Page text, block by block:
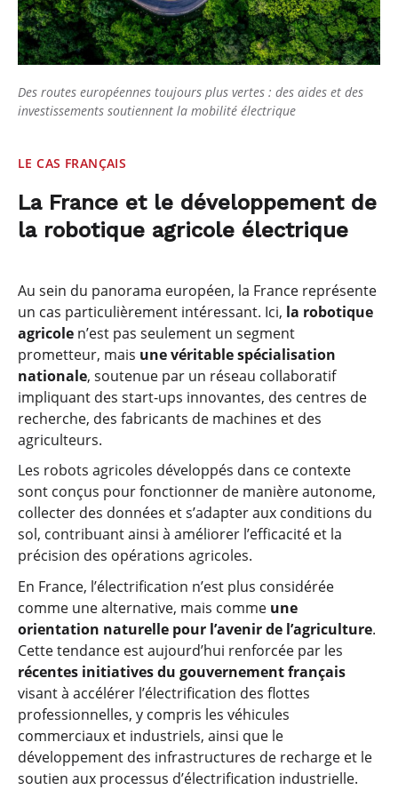
Des routes européennes toujours plus vertes : des aides et des
investissements soutiennent la mobilité électrique
LE CAS FRANÇAIS
La France et le développement de
la robotique agricole électrique
Au sein du panorama européen, la France représente
un cas particulièrement intéressant. Ici, la robotique
agricole n’est pas seulement un segment
prometteur, mais une véritable spécialisation
nationale, soutenue par un réseau collaboratif
impliquant des start-ups innovantes, des centres de
recherche, des fabricants de machines et des
agriculteurs.
Les robots agricoles développés dans ce contexte
sont conçus pour fonctionner de manière autonome,
collecter des données et s’adapter aux conditions du
sol, contribuant ainsi à améliorer l’efficacité et la
précision des opérations agricoles.
En France, l’électrification n’est plus considérée
comme une alternative, mais comme une
orientation naturelle pour l’avenir de l’agriculture.
Cette tendance est aujourd’hui renforcée par les
récentes initiatives du gouvernement français
visant à accélérer l’électrification des flottes
professionnelles, y compris les véhicules
commerciaux et industriels, ainsi que le
développement des infrastructures de recharge et le
soutien aux processus d’électrification industrielle.